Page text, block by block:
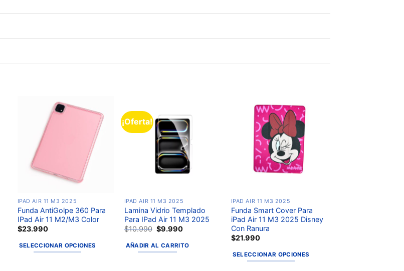
Añadir
a la
lista de
deseos
IPAD AIR 11 M3 2025
Funda AntiGolpe 360 Para
IPad Air 11 M2/M3 Color
$23.990
SELECCIONAR OPCIONES
¡Oferta!
IPAD AIR 11 M3 2025
Lamina Vidrio Templado
Para IPad Air 11 M3 2025
$10.990 $9.990
AÑADIR AL CARRITO
Añadir
lista de
deseos
IPAD AIR 11 M3 2025
Funda Smart Cover Para
iPad Air 11 M3 2025 Disney
Con Ranura
$21.990
SELECCIONAR OPCIONES